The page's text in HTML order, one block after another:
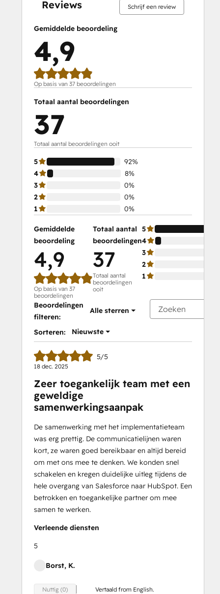
Service Hub Demo Certification
Service Hub Software
Course
Social Media Marketing Certification II
Solutions Architecture Foundations
Reviews Schrijf een review
Gemiddelde beoordeling
4,9
Op basis van 37 beoordelingen
Totaal aantal beoordelingen
37
Totaal aantal beoordelingen ooit
5
92%
4
8%
3
0%
2
0%
1
0%
Gemiddelde
beoordeling
4,9
Op basis van 37
beoordelingen
Totaal aantal
beoordelingen
37
Totaal aantal
beoordelingen
ooit
5
4
3
2
1
Beoordelingen
filteren:
Alle sterren
Sorteren: Nieuwste
5/5
18 dec. 2025
Zeer toegankelijk team met een
geweldige
samenwerkingsaanpak
De samenwerking met het implementatieteam
was erg prettig. De communicatielijnen waren
kort, ze waren goed bereikbaar en altijd bereid
om met ons mee te denken. We konden snel
schakelen en kregen duidelijke uitleg tijdens de
hele overgang van Salesforce naar HubSpot. Een
betrokken en toegankelijke partner om mee
samen te werken.
Verleende diensten
5
Borst, K.
Nuttig (0)
Vertaald from English.